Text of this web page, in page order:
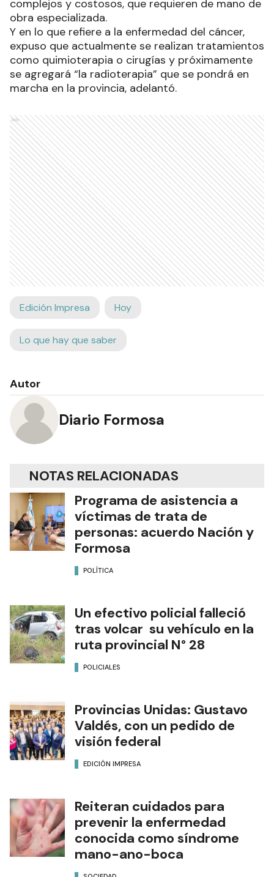
complejos y costosos, que requieren de mano de
obra especializada.
Y en lo que refiere a la enfermedad del cáncer,
expuso que actualmente se realizan tratamientos
como quimioterapia o cirugías y próximamente
se agregará “la radioterapia” que se pondrá en
marcha en la provincia, adelantó.
Ads
Edición Impresa Hoy
Lo que hay que saber
Autor
Diario Formosa
NOTAS RELACIONADAS
Programa de asistencia a
víctimas de trata de
personas: acuerdo Nación y
Formosa
POLÍTICA
Un efectivo policial falleció
tras volcar su vehículo en la
ruta provincial N° 28
POLICIALES
Provincias Unidas: Gustavo
Valdés, con un pedido de
visión federal
EDICIÓN IMPRESA
Reiteran cuidados para
prevenir la enfermedad
conocida como síndrome
mano-ano-boca